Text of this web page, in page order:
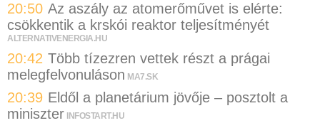
20:50 Az aszály az atomerőművet is elérte:
csökkentik a krskói reaktor teljesítményét
ALTERNATIVENERGIA.HU
20:42 Több tízezren vettek részt a prágai
melegfelvonuláson MA7.SK
20:39 Eldől a planetárium jövője – posztolt a
miniszter INFOSTART.HU